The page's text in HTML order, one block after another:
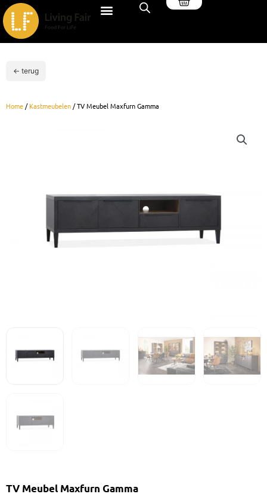
Ga
naar
de
inhoud
← terug
Home /Kastmeubelen / TV Meubel Maxfurn Gamma
TV Meubel Maxfurn Gamma